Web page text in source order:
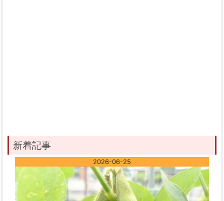
新着記事
2026-06-25